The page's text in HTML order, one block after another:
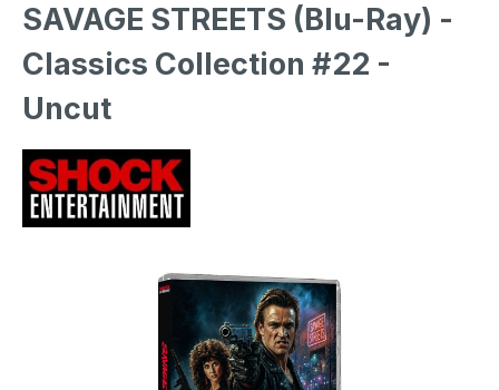
SAVAGE STREETS (Blu-Ray) -
Classics Collection #22 -
Uncut
Bildergalerie überspringen